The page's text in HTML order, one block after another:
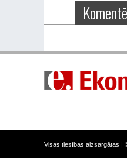
Visas tiesības aizsargātas |